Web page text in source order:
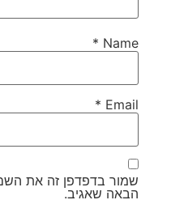
Name
*
Email
*
שמור בדפדפן זה את
הבאה שאגיב.